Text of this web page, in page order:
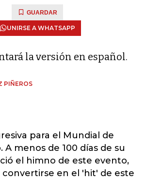
GUARDAR
UNIRSE A WHATSAPP
la versión en español.
PIÑEROS
para el Mundial de
A menos de 100 días de su
el himno de este evento,
convertirse en el 'hit' de este